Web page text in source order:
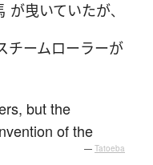
が曳いていたが、
チームローラーが
but the
of the
— Tatoeba